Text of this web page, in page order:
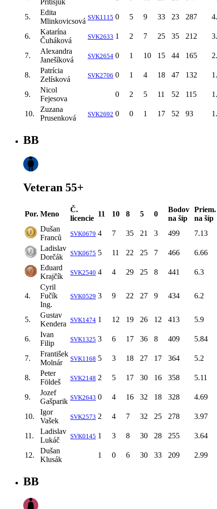
Pritisjuk
5.
Edita
Mlinkovicsová SVK1115 0 5 9 33 23 287
6.
Katarína
Čuháková
SVK2633 1 2 7 25 35 212
7.
Alexandra
Janešíková
SVK2654 0 1 10 15 44 165
8.
Patrícia
Zelísková
SVK2706 0 1 4 18 47 132
9.
Nicol
Fejesova
0 2 5 11 52 115
10.
Zuzana
Prusenková
SVK2692 0 0 1 17 52 93
BB
Veteran 55+
Por. Meno
Č.
licencie
11 10 8 5 0
Bodov
na šíp
Priem.
na šíp
Dušan
Franců
SVK0679 4 7 35 21 3 499
7.13
Ladislav
Dorčák
SVK0675 5 11 22 25 7 466
6.66
Eduard
Krajčík
SVK2540 4 4 29 25 8 441 6.3
4.
Cyril
Fučík
Ing.
SVK0529 3 9 22 27 9 434 6.2
5.
Gustav
Kendera SVK1474 1 12 19 26 12 413 5.9
6.
Ivan
Filip
SVK1325 3 6 17 36 8 409 5.84
7.
František
Molnár
SVK1168 5 3 18 27 17 364 5.2
8.
Peter
Földeš
SVK2148 2 5 17 30 16 358 5.11
9.
Jozef
Gašparik SVK2643 0 4 16 32 18 328 4.69
10.
Igor
Vašek
SVK2573 2 4 7 32 25 278 3.97
11.
Ladislav
Lukáč
SVK0145 1 3 8 30 28 255 3.64
12.
Dušan
Klusák
1 0 6 30 33 209 2.99
BB